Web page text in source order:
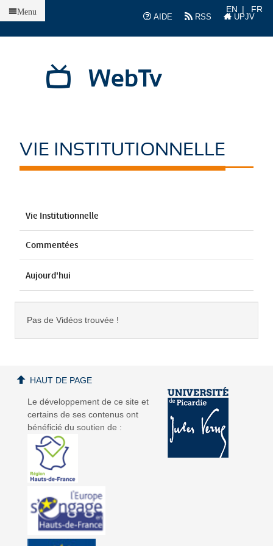
AIDE
RSS UPJV
EN FR
WebTv
Menu
VIE INSTITUTIONNELLE
Vie Institutionnelle
Commentées
Aujourd'hui
Pas de Vidéos trouvée !
Le développement de ce site et
certains de ses contenus ont
bénéficié du soutien de :
HAUT DE PAGE